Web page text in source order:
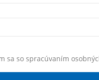
sa so spracúvaním